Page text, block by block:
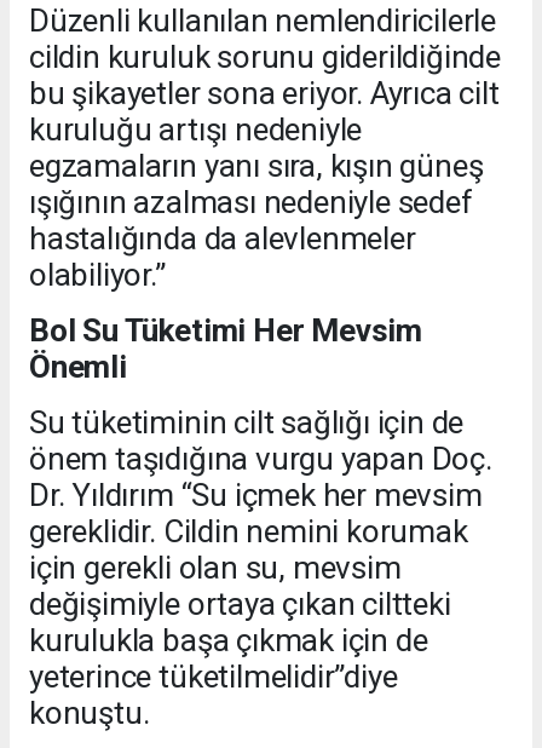
Düzenli kullanılan nemlendiricilerle
cildin kuruluk sorunu giderildiğinde
bu şikayetler sona eriyor. Ayrıca cilt
kuruluğu artışı nedeniyle
egzamaların yanı sıra, kışın güneş
ışığının azalması nedeniyle sedef
hastalığında da alevlenmeler
olabiliyor.”
Bol Su Tüketimi Her Mevsim
Önemli
Su tüketiminin cilt sağlığı için de
önem taşıdığına vurgu yapan Doç.
Dr. Yıldırım “Su içmek her mevsim
gereklidir. Cildin nemini korumak
için gerekli olan su, mevsim
değişimiyle ortaya çıkan ciltteki
kurulukla başa çıkmak için de
yeterince tüketilmelidir”diye
konuştu.